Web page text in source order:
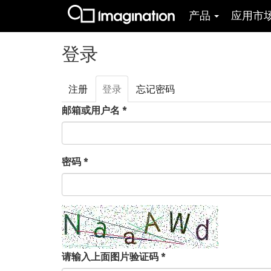
产品 应用市
登录
主标签
注册 登录 （活
动标
忘记密码
邮箱或用户名 *
密码 *
请输入上面图片验证码 *